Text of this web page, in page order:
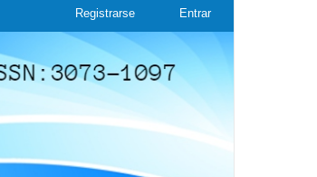
Registrarse Entrar